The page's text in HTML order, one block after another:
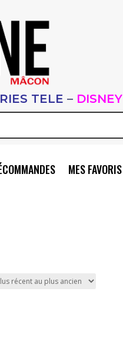
TELE – DISNEY
MES FAVORIS